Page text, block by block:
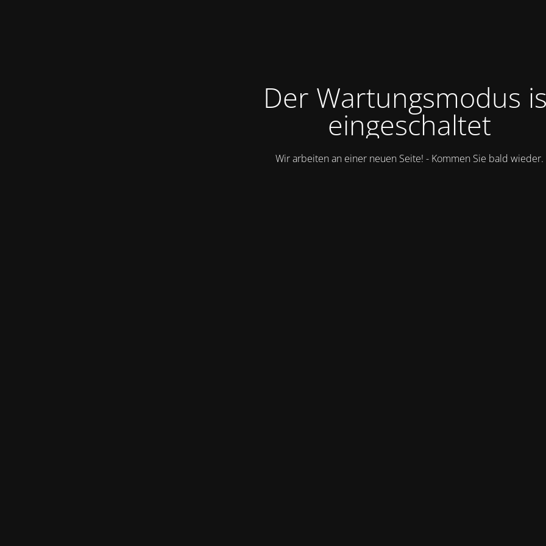
Der Wartungsmodus
eingeschaltet
Wir arbeiten an einer neuen Seite! - Kommen Sie bald wieder.